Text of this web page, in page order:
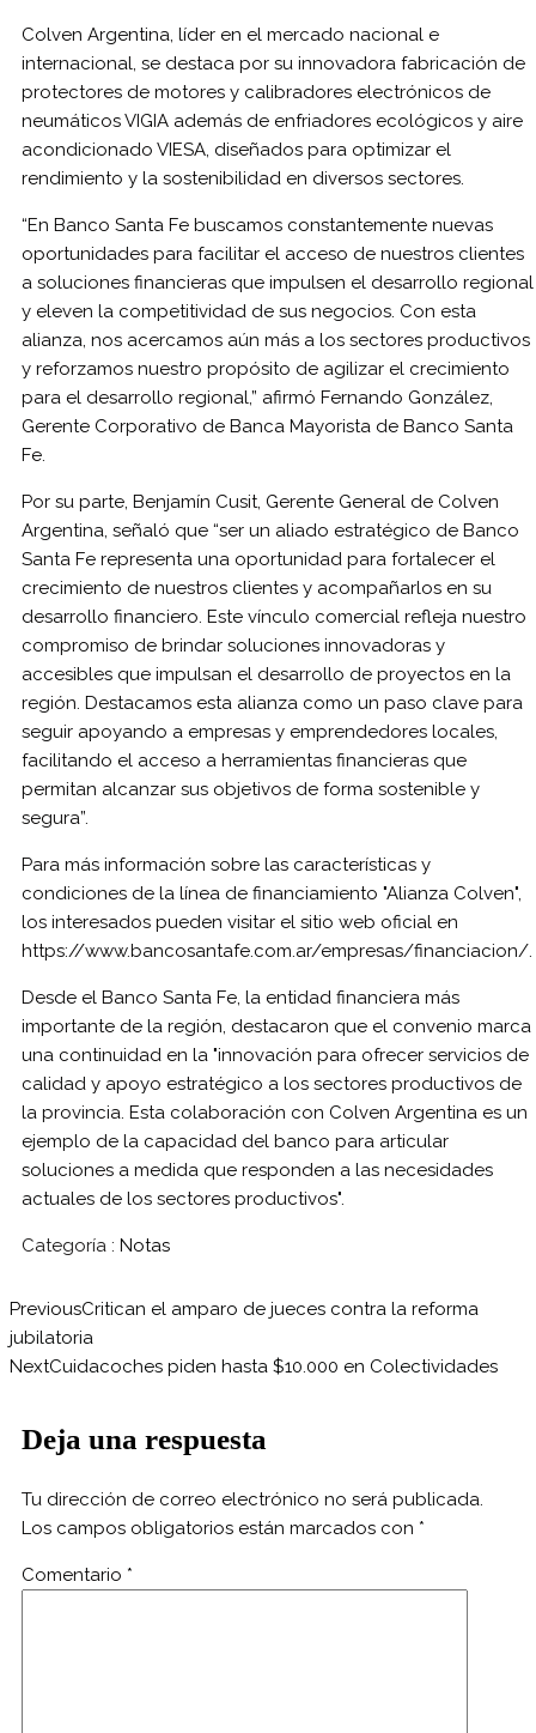
Colven Argentina, líder en el mercado nacional e
internacional, se destaca por su innovadora fabricación de
protectores de motores y calibradores electrónicos de
neumáticos VIGIA además de enfriadores ecológicos y aire
acondicionado VIESA, diseñados para optimizar el
rendimiento y la sostenibilidad en diversos sectores.
“En Banco Santa Fe buscamos constantemente nuevas
oportunidades para facilitar el acceso de nuestros clientes
a soluciones financieras que impulsen el desarrollo regional
y eleven la competitividad de sus negocios. Con esta
alianza, nos acercamos aún más a los sectores productivos
y reforzamos nuestro propósito de agilizar el crecimiento
para el desarrollo regional,” afirmó Fernando González,
Gerente Corporativo de Banca Mayorista de Banco Santa
Fe.
Por su parte, Benjamín Cusit, Gerente General de Colven
Argentina, señaló que “ser un aliado estratégico de Banco
Santa Fe representa una oportunidad para fortalecer el
crecimiento de nuestros clientes y acompañarlos en su
desarrollo financiero. Este vínculo comercial refleja nuestro
compromiso de brindar soluciones innovadoras y
accesibles que impulsan el desarrollo de proyectos en la
región. Destacamos esta alianza como un paso clave para
seguir apoyando a empresas y emprendedores locales,
facilitando el acceso a herramientas financieras que
permitan alcanzar sus objetivos de forma sostenible y
segura”.
Para más información sobre las características y
condiciones de la línea de financiamiento "Alianza Colven",
los interesados pueden visitar el sitio web oficial en
https://www.bancosantafe.com.ar/empresas/financiacion/.
Desde el Banco Santa Fe, la entidad financiera más
importante de la región, destacaron que el convenio marca
una continuidad en la "innovación para ofrecer servicios de
calidad y apoyo estratégico a los sectores productivos de
la provincia. Esta colaboración con Colven Argentina es un
ejemplo de la capacidad del banco para articular
soluciones a medida que responden a las necesidades
actuales de los sectores productivos".
Categoría : Notas
PreviousCritican el amparo de jueces contra la reforma
jubilatoria
NextCuidacoches piden hasta $10.000 en Colectividades
Deja una respuesta
Tu dirección de correo electrónico no será publicada.
Los campos obligatorios están marcados con *
Comentario *